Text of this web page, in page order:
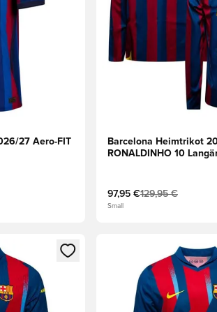
27 Aero-FIT
Barcelona Heimtrikot
RONALDINHO 10
97,95 €129,95 €
Small
zum Anmelden oder Registrieren als
Öffnet ein neues